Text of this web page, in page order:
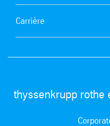
Carrière
thyssenkrupp rothe